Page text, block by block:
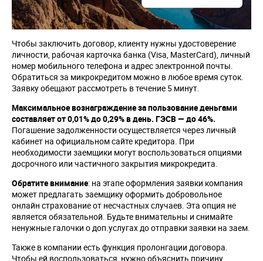
Чтобы заключить договор, клиенту нужны удостоверение
личности, рабочая карточка банка (Visa, MasterCard), личный
номер мобильного телефона и адрес электронной почты.
Обратиться за микрокредитом можно в любое время суток.
Заявку обещают рассмотреть в течение 5 минут.
Максимальное вознаграждение за пользование деньгами
составляет от 0,01% до 0,29% в день. ГЭСВ — до 46%.
Погашение задолженности осуществляется через личный
кабинет на официальном сайте кредитора. При
необходимости заемщики могут воспользоваться опциями
досрочного или частичного закрытия микрокредита.
Обратите внимание: на этапе оформления заявки компания
может предлагать заемщику оформить добровольное
онлайн страхование от несчастных случаев. Эта опция не
является обязательной. Будьте внимательны и снимайте
ненужные галочки о доп.услугах до отправки заявки на заем.
Также в компании есть функция пролонгации договора.
Чтобы ей воспользоваться, нужно объяснить причину